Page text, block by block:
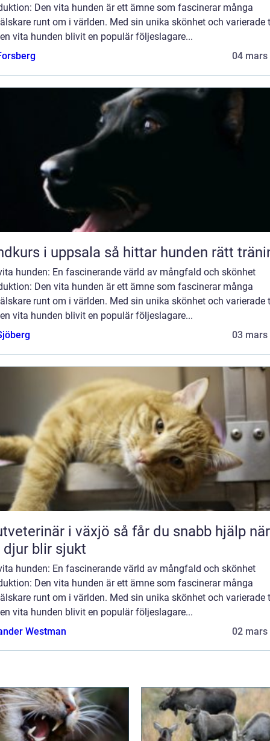
Den vita hunden är ett ämne som fascinerar många
runt om i världen. Med sin unika skönhet och varierade
vita hunden blivit en populär följeslagare...
04 mars
Hundkurs i uppsala så hittar hunden rätt
hunden: En fascinerande värld av mångfald och skönhet
Den vita hunden är ett ämne som fascinerar många
runt om i världen. Med sin unika skönhet och varierade
vita hunden blivit en populär följeslagare...
03 mars
i växjö så får du snabb hjälp när
blir sjukt
hunden: En fascinerande värld av mångfald och skönhet
Den vita hunden är ett ämne som fascinerar många
runt om i världen. Med sin unika skönhet och varierade
vita hunden blivit en populär följeslagare...
Westman
02 mars